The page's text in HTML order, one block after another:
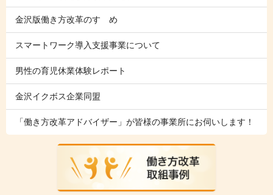
金沢版働き方改革のすゝめ
スマートワーク導入支援事業について
男性の育児休業体験レポート
金沢イクボス企業同盟
「働き方改革アドバイザー」が皆様の事業所にお伺いします！